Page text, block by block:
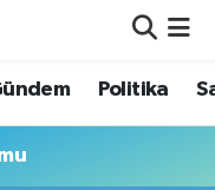
Politika